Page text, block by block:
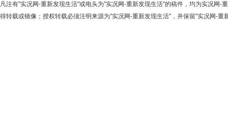
凡注有"实况网-重新发现生活"或电头为"实况网-重新发现生活"的稿件，均为实况网-
得转载或镜像；授权转载必须注明来源为"实况网-重新发现生活"，并保留"实况网-重